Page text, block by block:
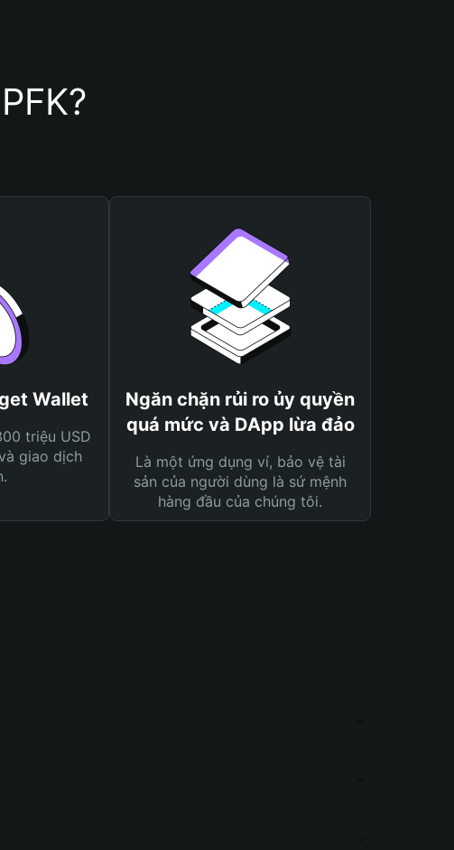
Wallet
triệu USD
giao dịch
Ngăn chặn rủi ro ủy quyền
quá mức và DApp lừa đảo
Là một ứng dụng ví, bảo vệ tài
sản của người dùng là sứ mệnh
hàng đầu của chúng tôi.